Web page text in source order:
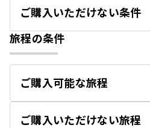
ご購入いただけない条件
旅程の条件
ご購入可能な旅程
ご購入いただけない旅程